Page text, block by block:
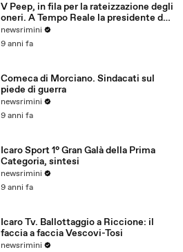
V Peep, in fila per la rateizzazione degli
oneri. A Tempo Reale la presidente del
Comitato
newsrimini
9 anni fa
Comeca di Morciano. Sindacati sul
piede di guerra
newsrimini
9 anni fa
Icaro Sport 1° Gran Galà della Prima
Categoria, sintesi
newsrimini
9 anni fa
Icaro Tv. Ballottaggio a Riccione: il
faccia a faccia Vescovi-Tosi
newsrimini